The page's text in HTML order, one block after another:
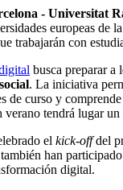
- Universitat
europeas de
trabajarán con
busca preparar a
. La iniciativa
de curso y
verano tendrá lugar
el kick-offdel
han
digital.